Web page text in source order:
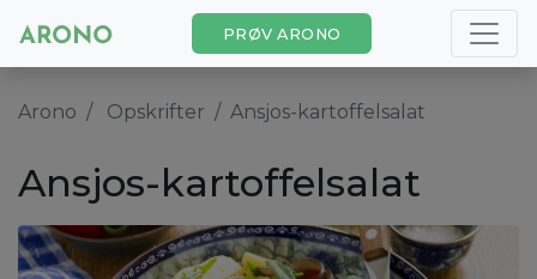
PRØV ARONO
Arono Opskrifter Ansjos-kartoffelsalat
Ansjos-kartoffelsalat